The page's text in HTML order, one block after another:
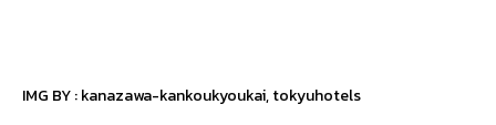
IMG BY :kanazawa-kankoukyoukai,tokyuhotels